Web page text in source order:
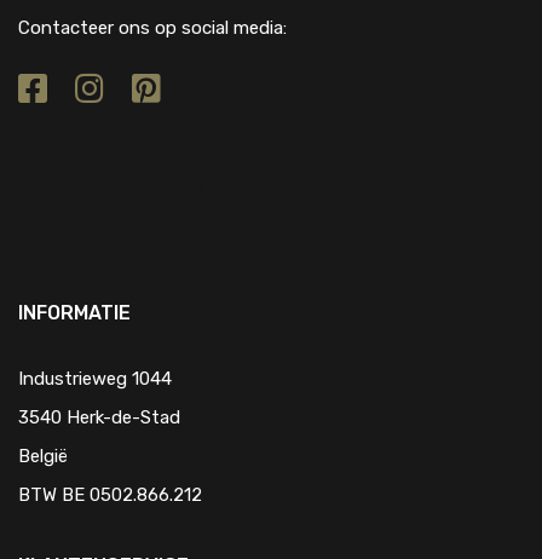
Contacteer ons op social media:
INFORMATIE
Industrieweg 1044
3540 Herk-de-Stad
België
BTW BE 0502.866.212